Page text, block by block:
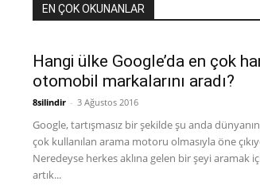
EN ÇOK OKUNANLAR
Hangi ülke Google’da en çok
otomobil markalarını aradı?
8silindir - 3 Ağustos 2016
Google, tartışmasız bir şekilde şu anda
çok kullanılan arama motoru olmasıyla öne
Neredeyse herkes aklına gelen bir şeyi aramak
artık...